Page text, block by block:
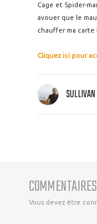
Cage et Spider-
avouer que le
chauffer ma carte
Cliquez ici pour
SULLIVAN
COMMENTAIRES
Vous devez être